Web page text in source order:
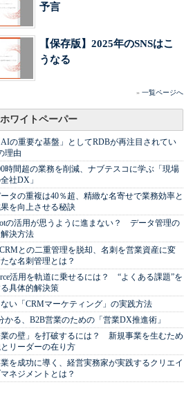
予言
【保存版】2025年のSNSはこ
うなる
» 一覧ページへ
ワイトペーパー
の重要な基盤」としてRDBが再注目されてい
理由
時間超の業務を削減、ナブテスコに学ぶ「現場
社DX」
タの重複は40％超、精緻な名寄せで業務効率と
を向上させる秘訣
の活用が思うように進まない？ データ管理の
決方法
との二重管理を脱却、名刺を営業資産に変
な名刺管理とは？
活用を軌道に乗せるには？ “よくある課題”を
具体的解決策
い「CRMマーケティング」の実践方法
かる、B2B営業のための「営業DX推進術」
業の壁」を打破するには？ 新規事業を生むため
リーダーの在り方
を成功に導く、経営実務家が実践するクリエイ
ネジメントとは？